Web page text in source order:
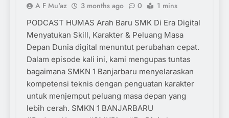
A F Mu'az 3 months ago 0 1 mins
PODCAST HUMAS Arah Baru SMK Di Era Digital
Menyatukan Skill, Karakter & Peluang Masa
Depan Dunia digital menuntut perubahan cepat.
Dalam episode kali ini, kami mengupas tuntas
bagaimana SMKN 1 Banjarbaru menyelaraskan
kompetensi teknis dengan penguatan karakter
untuk menjemput peluang masa depan yang
lebih cerah. SMKN 1 BANJARBARU